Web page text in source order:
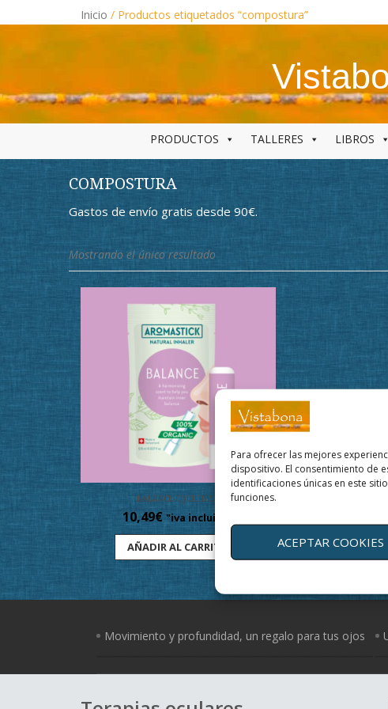
Para ofrecer las mejores
dispositivo. El consentimiento de
identificaciones únicas en este
funciones.
ACEPTAR COOKIES
Inicio / Productos etiquetados “compostura”
PRODUCTOS TALLERES LIBROS
COMPOSTURA
Gastos de envío gratis desde 90€.
Mostrando el único resultado
BALANCE-EQUILIBRIO
10,49€ "iva incluido"
AÑADIR AL CARRITO
Movimiento y profundidad, un regalo para tus ojos